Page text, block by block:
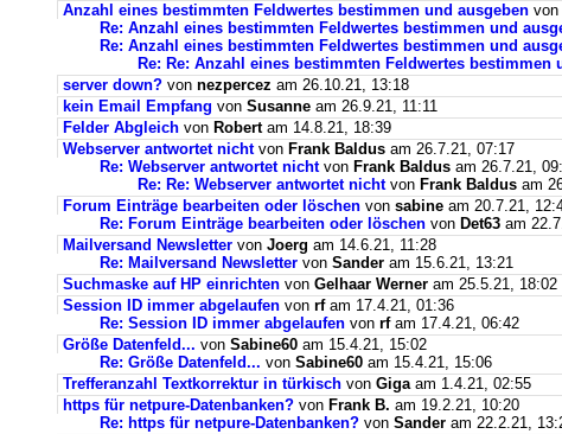
Anzahl eines bestimmten Feldwertes bestimmen und ausgeben von
Re: Anzahl eines bestimmten Feldwertes bestimmen und
Re: Anzahl eines bestimmten Feldwertes bestimmen und
Re: Re: Anzahl eines bestimmten Feldwertes bestimmen
server down? von nezpercez am 26.10.21, 13:18
kein Email Empfang von Susanne am 26.9.21, 11:11
Felder Abgleich von Robertam 14.8.21, 18:39
Webserver antwortet nichtvon Frank Baldus am 26.7.21, 07:17
Re: Webserver antwortet nichtvon Frank Baldus am 26.7.21,
Re: Re: Webserver antwortet nichtvon Frank Baldus am
Forum Einträge bearbeiten oder löschen von sabine am 20.7.21,
Re: Forum Einträge bearbeiten oder löschen von Det63 am
Mailversand Newsletter von Joerg am 14.6.21, 11:28
Re: Mailversand Newsletter von Sander am 15.6.21, 13:21
Suchmaske auf HP einrichten von Gelhaar Werner am 25.5.21, 18:02
Session ID immer abgelaufen von rfam 17.4.21, 01:36
Re: Session ID immer abgelaufen von rfam 17.4.21, 06:42
Größe Datenfeld... von Sabine60 am 15.4.21, 15:02
Re: Größe Datenfeld... von Sabine60 am 15.4.21, 15:06
Trefferanzahl Textkorrektur in türkisch von Gigaam 1.4.21, 02:55
https für netpure-Datenbanken? von Frank B. am 19.2.21, 10:20
Re: https für netpure-Datenbanken? von Sander am 22.2.21,